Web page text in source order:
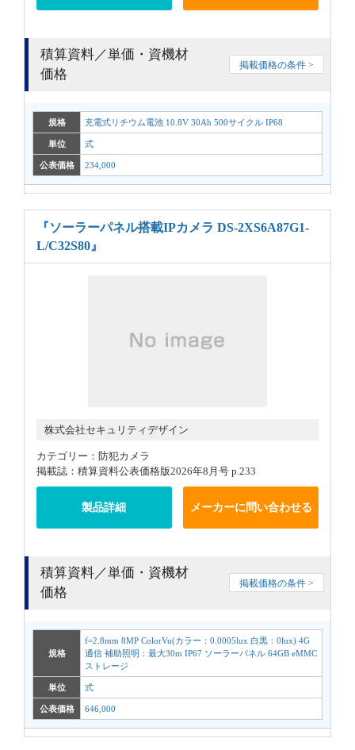
積算資料／単価・資機材
価格
掲載価格の条件 >
規格 充電式リチウム電池 10.8V 30Ah 500サイクル IP68
単位 式
公表価格 234,000
『ソーラーパネル搭載IPカメラ DS-2XS6A87G1-
L/C32S80』
株式会社セキュリティデザイン
カテゴリー：防犯カメラ
掲載誌：積算資料公表価格版2026年8月号 p.233
製品詳細 メーカーに問い合わせる
積算資料／単価・資機材
価格
掲載価格の条件 >
規格
f=2.8mm 8MP ColorVu(カラー：0.0005lux 白黒：0lux) 4G
通信 補助照明：最大30m IP67 ソーラーパネル 64GB eMMC
ストレージ
単位 式
公表価格 646,000